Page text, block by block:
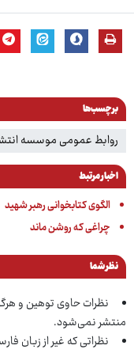
برچسب‌ها
روابط عمومی موسسه
اخبار مرتبط
الگوی کتابخوانی رهبر شهید
چراغی که روشن ماند
نظر شما
نظرات حاوی توهین و
منتشر نمی‌شود.
نظراتی که غیر از زبان